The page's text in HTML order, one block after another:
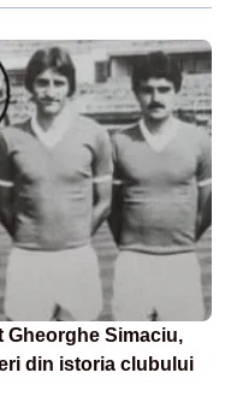
Gheorghe Simaciu,
din istoria clubului